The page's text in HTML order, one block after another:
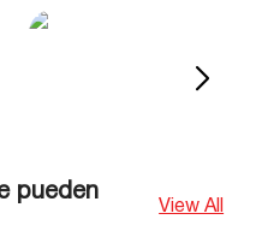
pueden
View All